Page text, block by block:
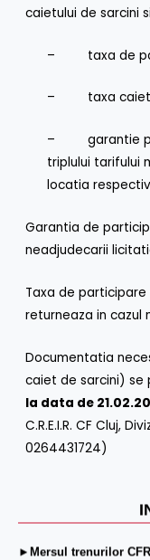
►Mersul trenurilor CFR
caietului de sarcini
– taxa de
– taxa caiet
– garantie
triplului tarifului
locatia
Garantia de
neadjudecarii
Taxa de
returneaza in cazul
Documentatia
caiet de sarcini) se
la data de
C.R.E.I.R. CF Cluj,
0264431724)